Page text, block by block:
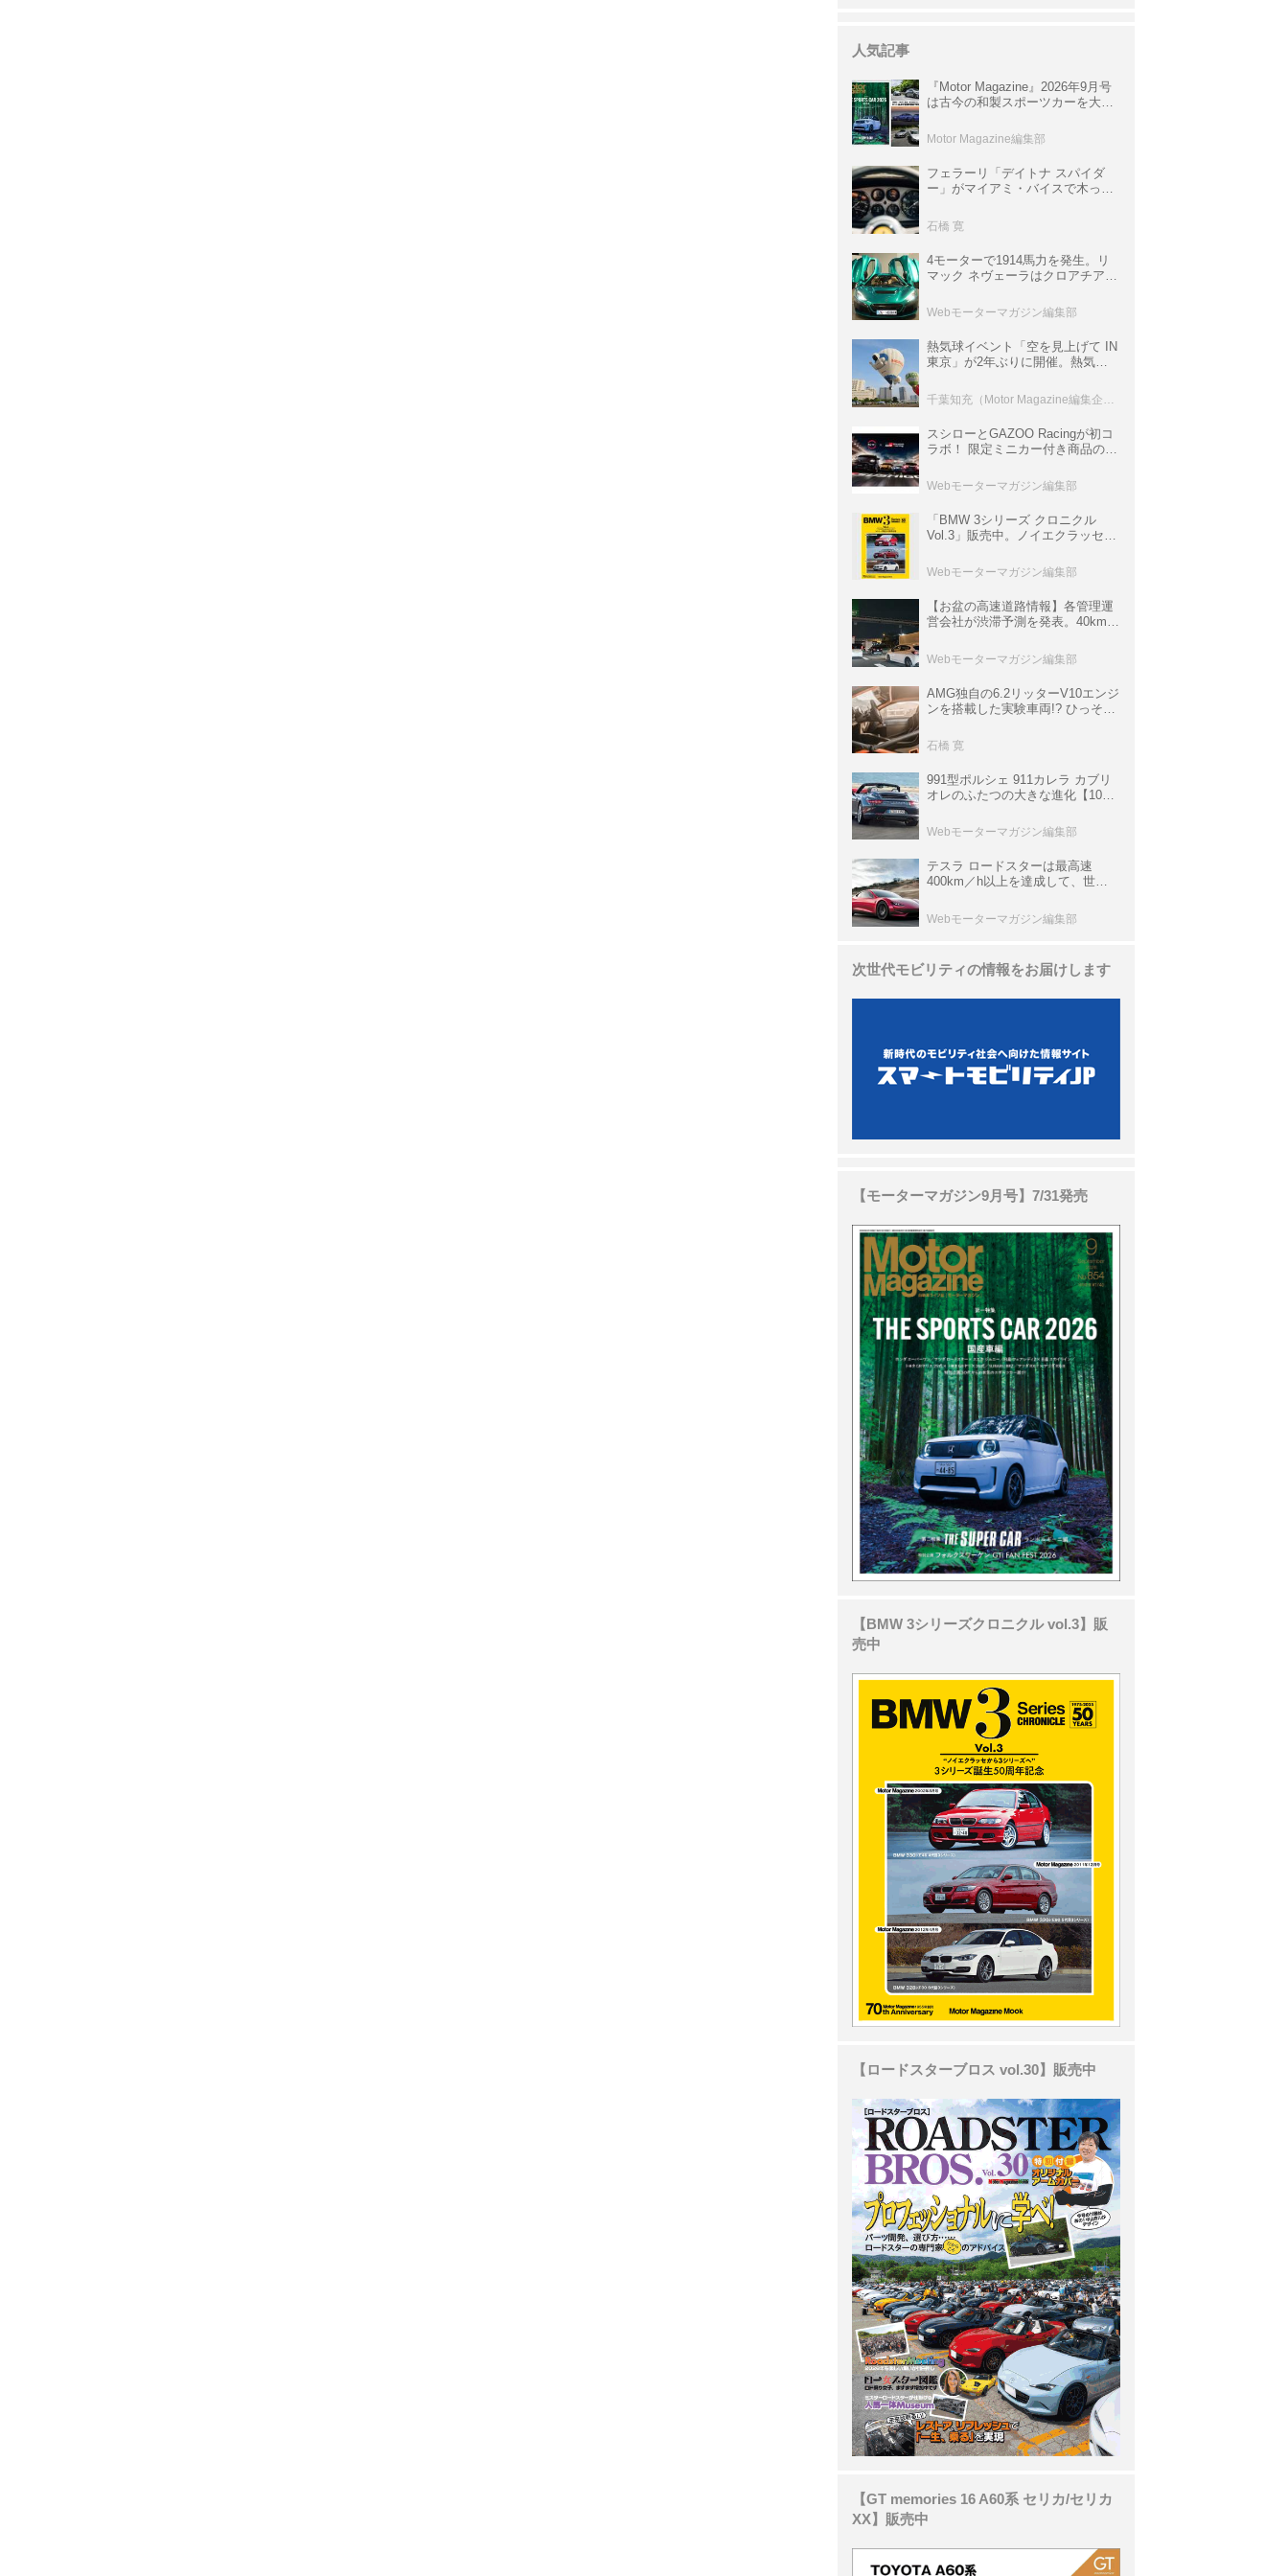
人気記事
『Motor Magazine』2026年9月号
は古今の和製スポーツカーを大特
情報も満載
Motor Magazine編集部
フェラーリ「デイトナ スパイダ
ー」がマイアミ・バイスで木っ端
サ」に化けた理由
石橋 寛
4モーターで1914馬力を発生。リ
マック ネヴェーラはクロアチア発
ロニクル・完全版／115】
Webモーターマガジン編集部
熱気球イベント「空を見上げて IN
東京」が2年ぶりに開催。熱気球
室などのコンテンツも
スシローとGAZOO Racingが初コ
ラボ！ 限定ミニカー付き商品の
ト体験があたる抽選企画などを展
開
Webモーターマガジン編集部
「BMW 3シリーズ クロニクル
Vol.3」販売中。ノイエクラッセか
ムック
Webモーターマガジン編集部
【お盆の高速道路情報】各管理運
営会社が渋滞予測を発表。40km以
数ある
Webモーターマガジン編集部
AMG独自の6.2リッターV10エンジ
ンを搭載した実験車両!? ひっそり
P900 プロトタイプ」とは
石橋 寛
991型ポルシェ 911カレラ カブリ
オレのふたつの大きな進化【10年
Webモーターマガジン編集部
テスラ ロードスターは最高速
400km／h以上を達成して、世界
ーカークロニクル・完全版／
113】
Webモーターマガジン編集部
次世代モビリティの情報をお届けします
【モーターマガジン9月号】7/31発売
【BMW 3シリーズクロニクル vol.3】販
売中
【ロードスターブロス vol.30】販売中
【GT memories 16 A60系 セリカ/セリカ
XX】販売中